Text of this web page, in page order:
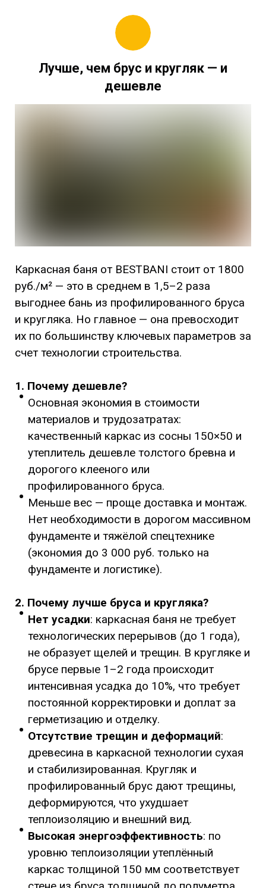
Лучше, чем брус и кругляк — и
дешевле
Каркасная баня от BESTBANI стоит от 1800
руб./м² — это в среднем в 1,5–2 раза
выгоднее бань из профилированного бруса
и кругляка. Но главное — она превосходит
их по большинству ключевых параметров за
счет технологии строительства.
1. Почему дешевле?
Основная экономия в стоимости
материалов и трудозатратах:
качественный каркас из сосны 150×50 и
утеплитель дешевле толстого бревна и
дорогого клееного или
профилированного бруса.
Меньше вес — проще доставка и монтаж.
Нет необходимости в дорогом массивном
фундаменте и тяжёлой спецтехнике
(экономия до 3 000 руб. только на
фундаменте и логистике).
2. Почему лучше бруса и кругляка?
Нет усадки: каркасная баня не требует
технологических перерывов (до 1 года),
не образует щелей и трещин. В кругляке и
брусе первые 1–2 года происходит
интенсивная усадка до 10%, что требует
постоянной корректировки и доплат за
герметизацию и отделку.
Отсутствие трещин и деформаций:
древесина в каркасной технологии сухая
и стабилизированная. Кругляк и
профилированный брус дают трещины,
деформируются, что ухудшает
теплоизоляцию и внешний вид.
Высокая энергоэффективность: по
уровню теплоизоляции утеплённый
каркас толщиной 150 мм соответствует